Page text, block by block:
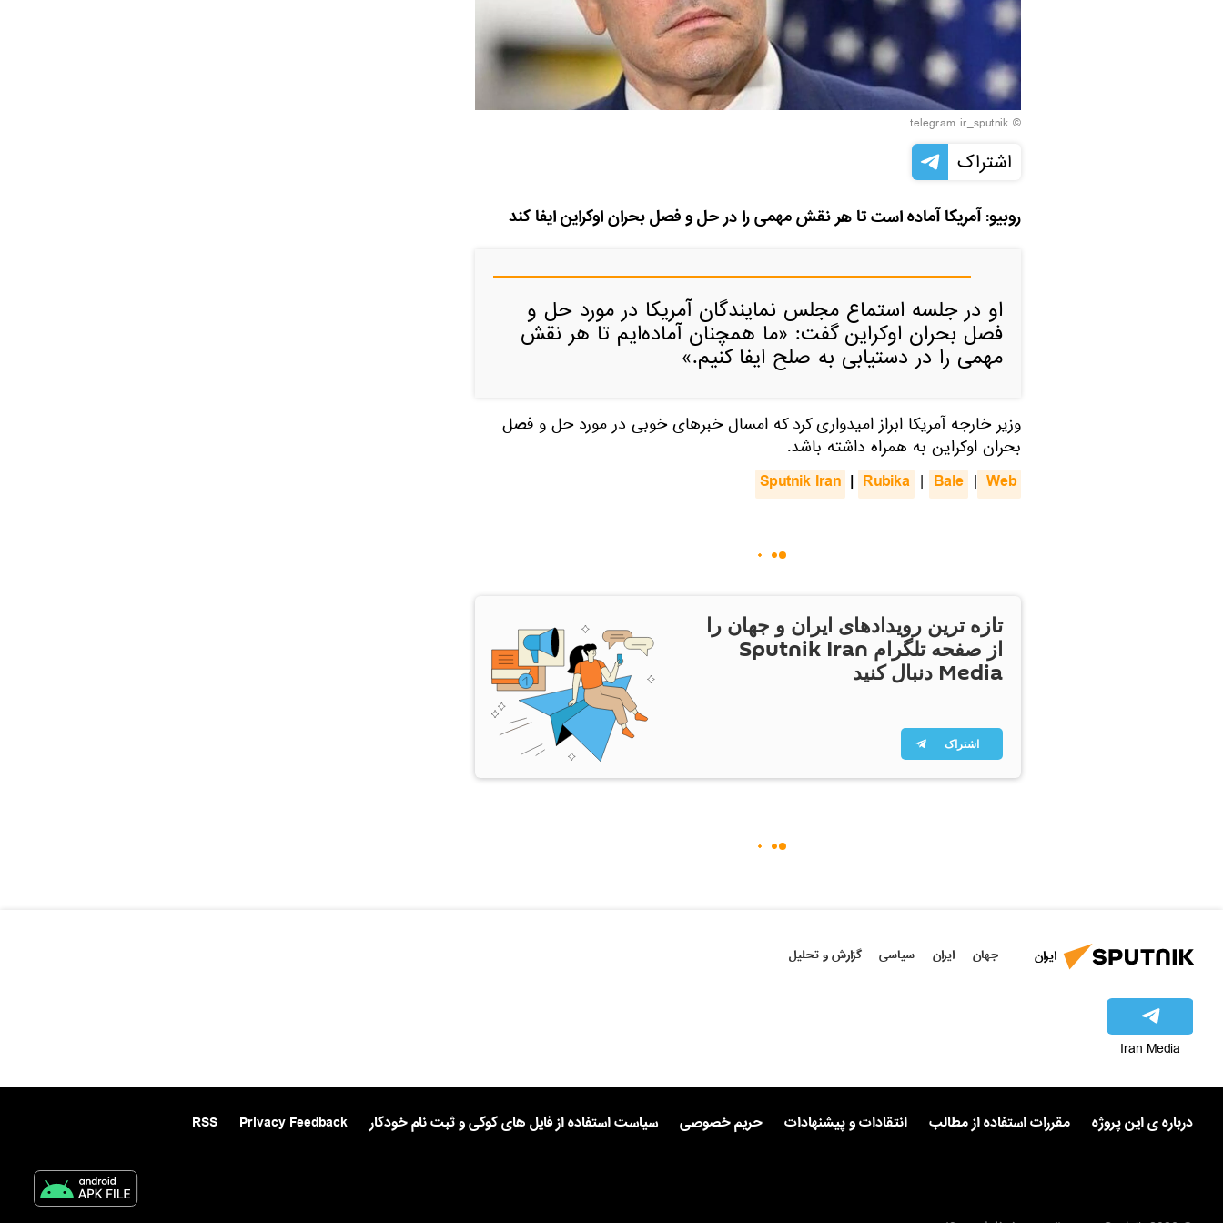
© telegram ir_sputnik
اشتراک
روبیو: آمریکا آماده است تا هر نقش مهمی را در حل و فصل بحران اوکراین ایفا کند
او در جلسه استماع مجلس نمایندگان آمریکا در مورد حل و
فصل بحران اوکراین گفت: «ما همچنان آماده‌ایم تا هر نقش
مهمی را در دستیابی به صلح ایفا کنیم.»
وزیر خارجه آمریکا ابراز امیدواری کرد که امسال خبرهای خوبی در مورد حل و فصل
بحران اوکراین به همراه داشته باشد.
Sputnik Iran | Rubika | Bale | Web
تازه ترین رویدادهای ایران و جهان را
از صفحه تلگرام Sputnik Iran
Media دنبال کنید
اشتراک
ایران جهان ایران سیاسی گزارش و تحلیل
Iran Media
درباره ی این پروژه مقررات استفاده از مطالب انتقادات و پیشنهادات حریم خصوصی سیاست استفاده از فایل های کوکی و ثبت نام خودکار Privacy Feedback
RSS